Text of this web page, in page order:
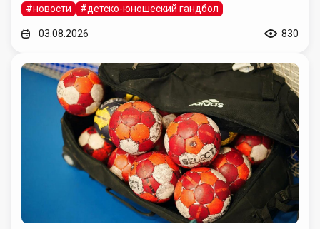
#новости #детско-юношеский гандбол
03.08.2026 830